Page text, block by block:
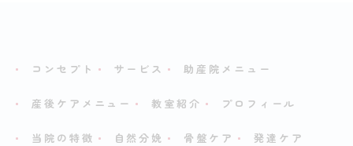
コンセプト サービス 助産院メニュー
産後ケアメニュー 教室紹介 プロフィール
当院の特徴 自然分娩 骨盤ケア 発達ケア